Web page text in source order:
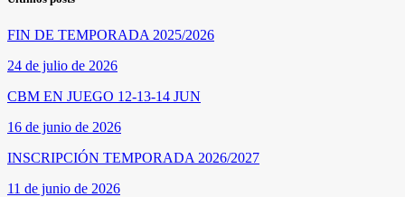
FIN DE TEMPORADA 2025/2026
24 de julio de 2026
CBM EN JUEGO 12-13-14 JUN
16 de junio de 2026
INSCRIPCIÓN TEMPORADA 2026/2027
11 de junio de 2026